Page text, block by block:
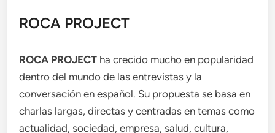
ROCA PROJECT
ROCA PROJECT ha crecido mucho en popularidad
dentro del mundo de las entrevistas y la
conversación en español. Su propuesta se basa en
charlas largas, directas y centradas en temas como
actualidad, sociedad, empresa, salud, cultura,